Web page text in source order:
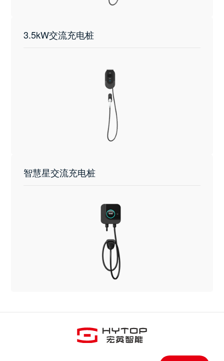
3.5kW交流充电桩
智慧星交流充电桩